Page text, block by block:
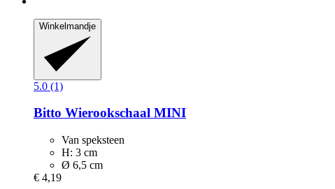
Winkelmandje
5.0 (1)
Bitto Wierookschaal MINI
Van speksteen
H: 3 cm
Ø 6,5 cm
€ 4,19